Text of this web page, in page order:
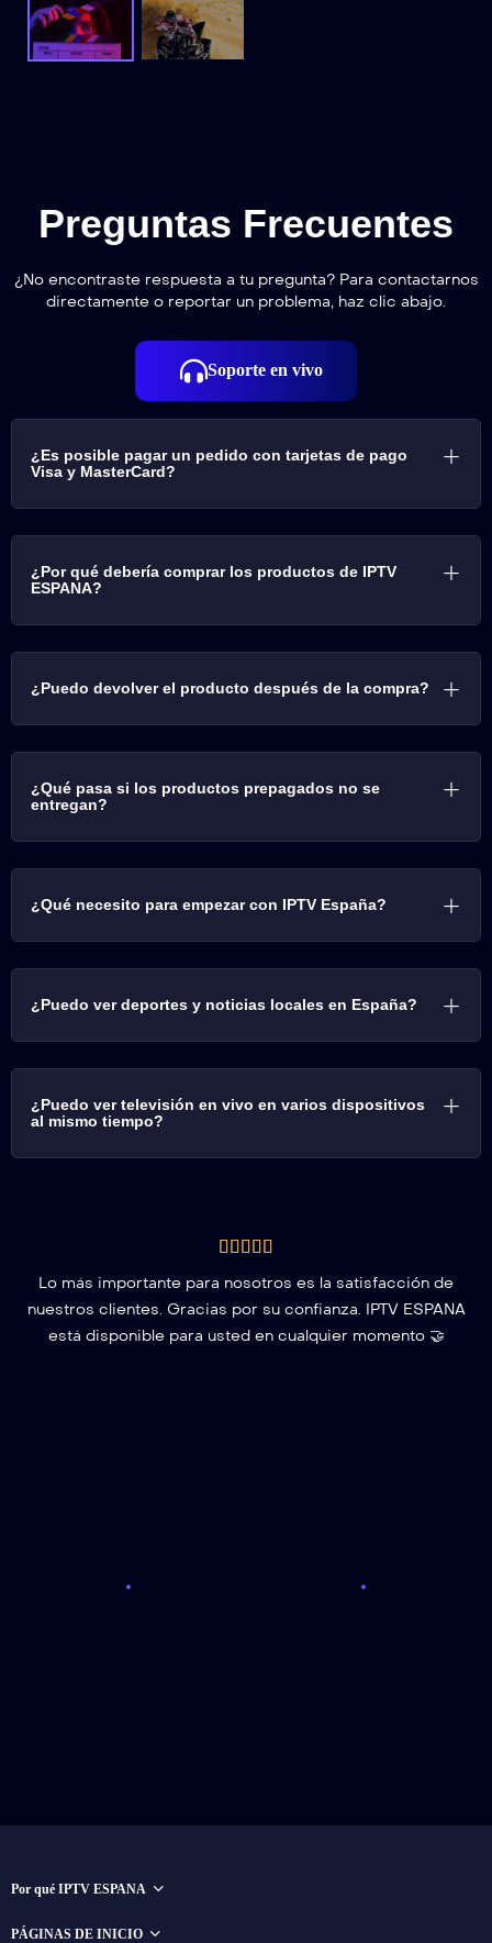
Preguntas Frecuentes
¿No encontraste respuesta a tu pregunta? Para contactarnos
directamente o reportar un problema, haz clic abajo.
Soporte en vivo
¿Es posible pagar un pedido con tarjetas de pago
Visa y MasterCard?
¿Por qué debería comprar los productos de IPTV
ESPANA?
¿Puedo devolver el producto después de la compra?
¿Qué pasa si los productos prepagados no se
entregan?
¿Qué necesito para empezar con IPTV España?
¿Puedo ver deportes y noticias locales en España?
¿Puedo ver televisión en vivo en varios dispositivos
al mismo tiempo?
Lo más importante para nosotros es la satisfacción de
nuestros clientes. Gracias por su confianza. IPTV ESPANA
está disponible para usted en cualquier momento 🤝
Por qué IPTV ESPANA
PÁGINAS DE INICIO